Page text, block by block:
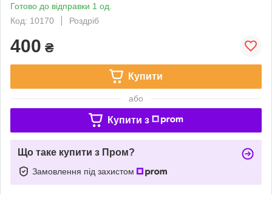
Готово до відправки 1 од.
Код: 10170
Роздріб
400 ₴
Купити
або
Купити з
Що таке купити з Пром?
Замовлення під захистом